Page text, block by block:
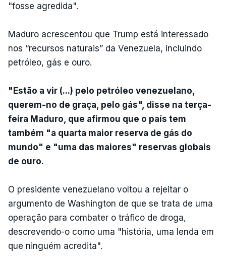
"fosse agredida".
Maduro acrescentou que Trump está interessado
nos “recursos naturais” da Venezuela, incluindo
petróleo, gás e ouro.
"Estão a vir (...) pelo petróleo venezuelano,
querem-no de graça, pelo gás", disse na terça-
feira Maduro, que afirmou que o país tem
também "a quarta maior reserva de gás do
mundo" e "uma das maiores" reservas globais
de ouro.
O presidente venezuelano voltou a rejeitar o
argumento de Washington de que se trata de uma
operação para combater o tráfico de droga,
descrevendo-o como uma "história, uma lenda em
que ninguém acredita".